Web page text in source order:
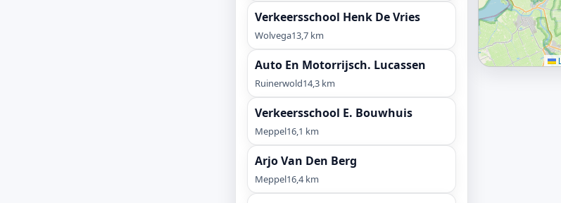
Verkeersschool Henk De Vries
Wolvega13,7 km
Auto En Motorrijsch. Lucassen
Ruinerwold14,3 km
Verkeersschool E. Bouwhuis
Meppel16,1 km
Arjo Van Den Berg
Meppel16,4 km